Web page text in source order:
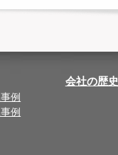
例
例
会社の歴史